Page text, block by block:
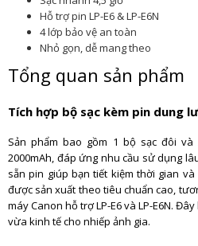
Hỗ trợ pin LP-E6 & LP-E6N
4 lớp bảo vệ an toàn
Nhỏ gọn, dễ mang theo
Tổng quan sản phẩm
Tích hợp bộ sạc kèm pin dung
Sản phẩm bao gồm 1 bộ sạc đôi
2000mAh, đáp ứng nhu cầu sử dụng
sẵn pin giúp bạn tiết kiệm thời gian
được sản xuất theo tiêu chuẩn cao,
máy Canon hỗ trợ LP-E6 và LP-E6N.
vừa kinh tế cho nhiếp ảnh gia.